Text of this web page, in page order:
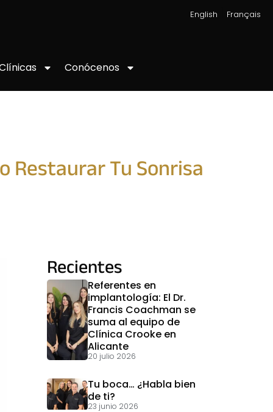
English Français
Conócenos
Restaurar Tu Sonrisa
Recientes
Referentes en
implantología: El Dr.
Francis Coachman se
suma al equipo de
Clínica Crooke en
Alicante
20 julio 2026
Tu boca… ¿Habla bien
de ti?
23 junio 2026